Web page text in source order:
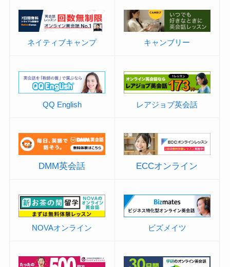
ネイティブキャンプ キャンブリー
QQ English レアジョブ英会話
DMM英会話 ECCオンライン
NOVAオンライン ビズメイツ